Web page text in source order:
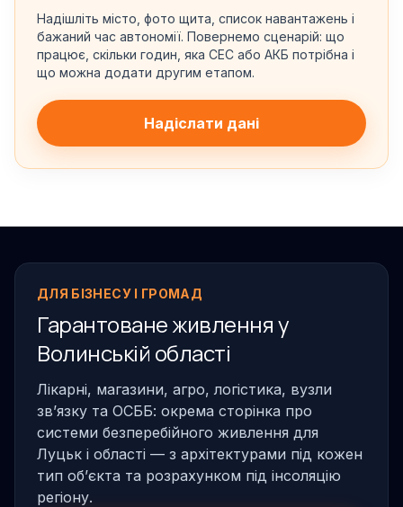
Надішліть місто, фото щита, список навантажень і
бажаний час автономії. Повернемо сценарій: що
працює, скільки годин, яка СЕС або АКБ потрібна і
що можна додати другим етапом.
Надіслати дані
ДЛЯ БІЗНЕСУ І ГРОМАД
Гарантоване живлення у
Волинській області
Лікарні, магазини, агро, логістика, вузли
звʼязку та ОСББ: окрема сторінка про
системи безперебійного живлення для
Луцьк і області — з архітектурами під кожен
тип обʼєкта та розрахунком під інсоляцію
регіону.